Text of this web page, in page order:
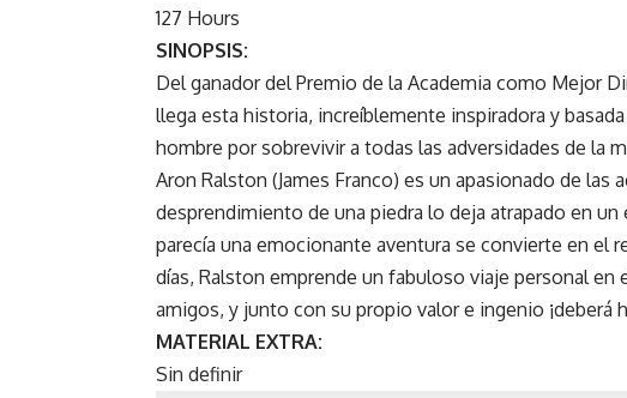
127 Hours
SINOPSIS:
Del ganador del Premio de la Academia como Mejor
llega esta historia, increíblemente inspiradora y
hombre por sobrevivir a todas las adversidades de la
Aron Ralston (James Franco) es un apasionado de las
desprendimiento de una piedra lo deja atrapado en
parecía una emocionante aventura se convierte en el
días, Ralston emprende un fabuloso viaje personal
amigos, y junto con su propio valor e ingenio ¡deberá
MATERIAL EXTRA:
Sin definir